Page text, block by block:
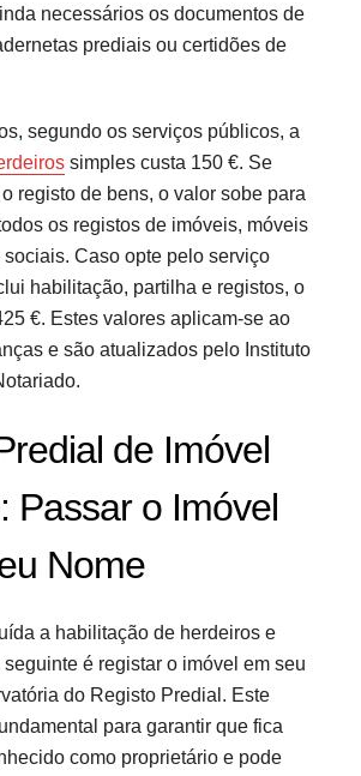
necessários os documentos de
prediais ou certidões de
segundo os serviços públicos, a
simples custa 150 €. Se
registo de bens, o valor sobe para
os registos de imóveis, móveis
Caso opte pelo serviço
habilitação, partilha e registos, o
€. Estes valores aplicam-se ao
e são atualizados pelo Instituto
de Imóvel
Passar o Imóvel
Nome
a habilitação de herdeiros e
é registar o imóvel em seu
do Registo Predial. Este
para garantir que fica
como proprietário e pode